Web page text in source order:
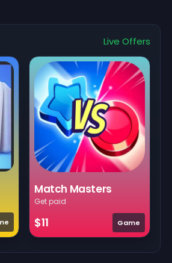
Live Offers
Match Masters
Get paid
$11 Game